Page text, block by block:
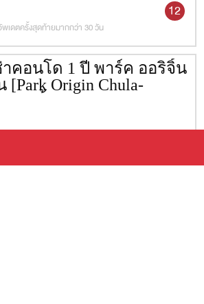
12
เดตครั้งสุดท้ายมากกว่า 30 วัน
าคอนโด 1 ปี พาร์ค ออริจิ้น
Origin Chula-
รม. ชั้น 28